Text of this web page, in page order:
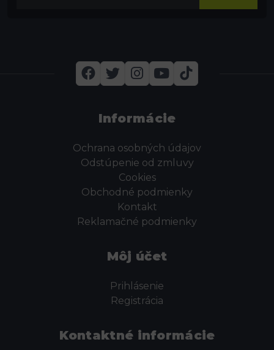
Informácie
Ochrana osobných údajov
Odstúpenie od zmluvy
Cookies
Obchodné podmienky
Kontakt
Reklamačné podmienky
Môj účet
Prihlásenie
Registrácia
Kontaktné informácie